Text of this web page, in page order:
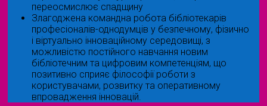
переосмислює спадщину
Злагоджена командна робота бібліотекарів
професіоналів-однодумців у безпечному, фізично
і віртуально інноваційному середовищі, з
можливістю постійного навчання новим
бібліотечним та цифровим компетенціям, що
позитивно сприяє філософії роботи з
користувачами, розвитку та оперативному
впровадження інновацій.